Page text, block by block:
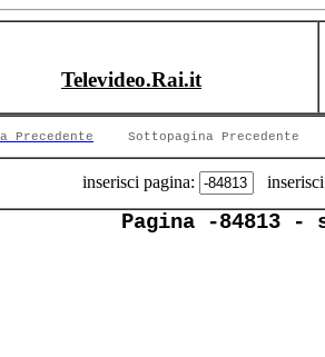
Televideo.Rai.it
Precedente Sottopagina Precedente
inserisci pagina:
Pagina -84813 -